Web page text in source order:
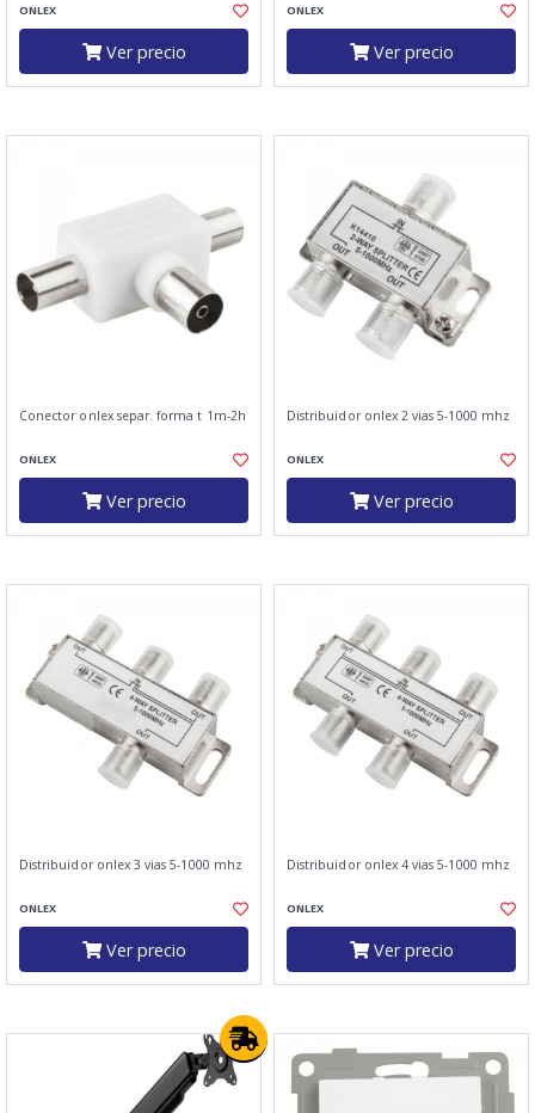
ONLEX
Ver precio
ONLEX
Ver precio
Conector onlex separ. forma t 1m-2h
ONLEX
Ver precio
Distribuidor onlex 2 vias 5-1000 mhz
ONLEX
Ver precio
Distribuidor onlex 3 vias 5-1000 mhz
ONLEX
Ver precio
Distribuidor onlex 4 vias 5-1000 mhz
ONLEX
Ver precio